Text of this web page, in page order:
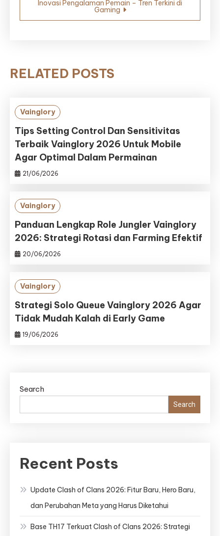
Inovasi Pengalaman Pemain – Tren Terkini di
Gaming
RELATED POSTS
Vainglory
Tips Setting Control Dan Sensitivitas
Terbaik Vainglory 2026 Untuk Mobile
Agar Optimal Dalam Permainan
21/06/2026
Vainglory
Panduan Lengkap Role Jungler Vainglory
2026: Strategi Rotasi dan Farming Efektif
20/06/2026
Vainglory
Strategi Solo Queue Vainglory 2026 Agar
Tidak Mudah Kalah di Early Game
19/06/2026
Search
Search
Recent Posts
Update Clash of Clans 2026: Fitur Baru, Hero Baru,
dan Perubahan Meta yang Harus Diketahui
Base TH17 Terkuat Clash of Clans 2026: Strategi